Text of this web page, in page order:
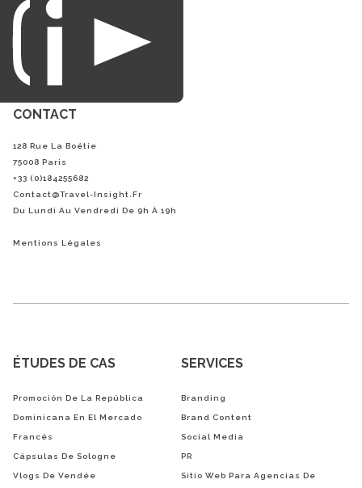
du loisirs.
CONTACT
128 Rue La Boétie
75008 Paris
+33 (0)184255682
Contact@Travel-Insight.fr
Du Lundi Au Vendredi De 9h À 19h
Mentions Légales
ÉTUDES DE CAS
Promoción De La República
Dominicana En El Mercado
Francés
Cápsulas De Sologne
Vlogs De Vendée
SERVICES
Branding
Brand Content
Social Media
PR
Sitio Web Para Agencias De